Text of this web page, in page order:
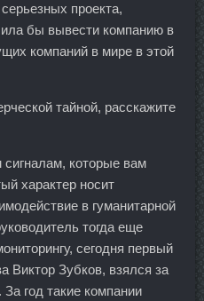
проекта,
бы вывести компанию в
компаний в мире в этой
тайной, расскажите
которые вам
характер носит
в гуманитарной
тогда еще
сегодня первый
Виктор Зубков, взялся за
год такие компании